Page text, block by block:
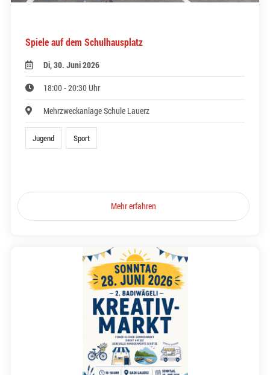
Spiele auf dem Schulhausplatz
Di, 30. Juni 2026
18:00 - 20:30 Uhr
Mehrzweckanlage Schule Lauerz
Jugend Sport
Mehr erfahren